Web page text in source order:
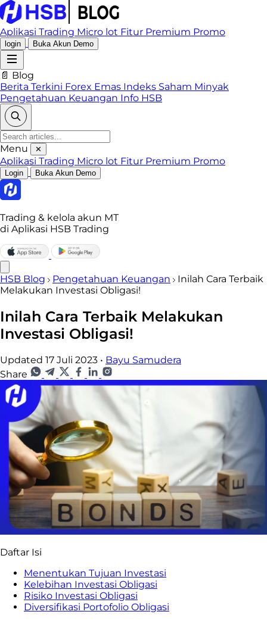
Aplikasi Trading Micro lot Fitur Premium Promo
login Buka Akun Demo
📄 Blog
Berita Terkini Forex Emas Indeks Saham Minyak
Pengetahuan Keuangan Info HSB
Menu ✕
Aplikasi Trading Micro lot Fitur Premium Promo
Login Buka Akun Demo
Trading & kelola akun MT
di Aplikasi HSB Trading
HSB Blog Pengetahuan Keuangan
Inilah Cara Terbaik
Melakukan Investasi Obligasi!
Inilah Cara Terbaik Melakukan
Investasi Obligasi!
Updated 17 Juli 2023 • Bayu Samudera
Share
Daftar Isi
Menentukan Tujuan Investasi
Kelebihan Investasi Obligasi
Risiko Investasi Obligasi
Diversifikasi Portofolio Obligasi